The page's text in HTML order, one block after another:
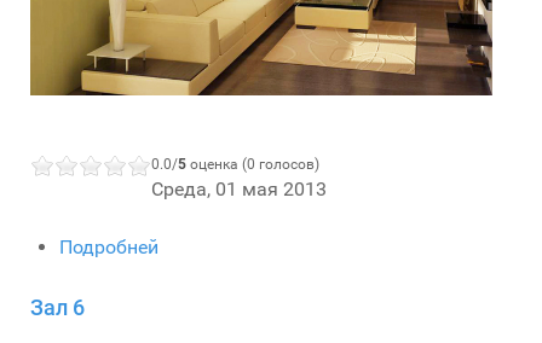
0.0/5 оценка (0 голосов)
Среда, 01 мая 2013
Подробней
Зал 6